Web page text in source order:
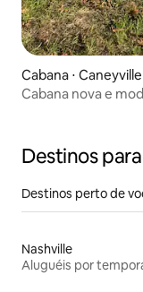
Cabana ⋅ Caneyville
Cabana nova e
Destinos
Destinos perto de
Nashville
Aluguéis por